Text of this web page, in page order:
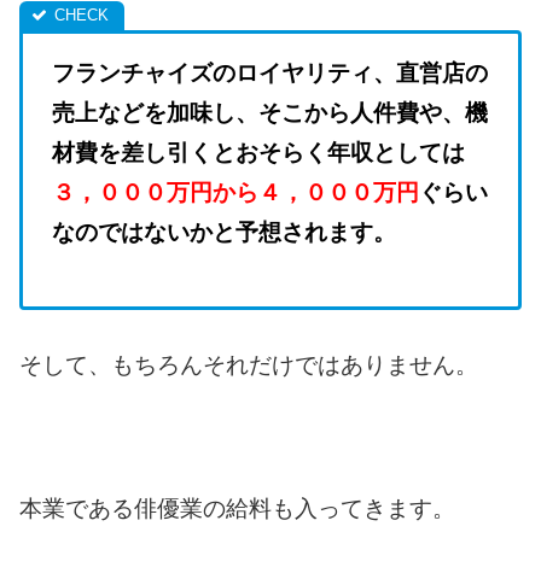
フランチャイズのロイヤリティ、直営店の
売上などを加味し、そこから人件費や、機
材費を差し引くとおそらく年収としては
３，０００万円から４，０００万円 ぐらい
なのではないかと予想されます。
そして、もちろんそれだけではありません。
本業である俳優業の給料も入ってきます。